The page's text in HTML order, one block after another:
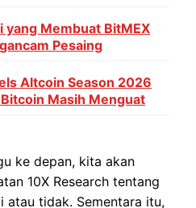
yang Membuat BitMEX
Pesaing
Altcoin Season 2026
Masih Menguat
ke depan, kita akan
10X Research tentang
tidak. Sementara itu,